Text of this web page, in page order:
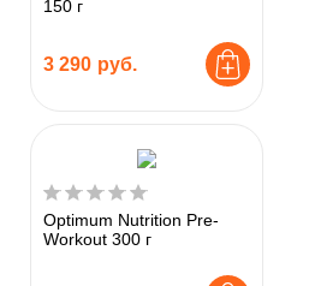
150 г
3 290 руб.
Optimum Nutrition Pre-
Workout 300 г